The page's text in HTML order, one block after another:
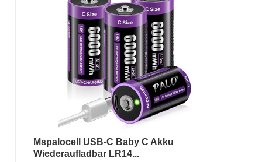
Mspalocell USB-C Baby C Akku
Wiederaufladbar LR14...